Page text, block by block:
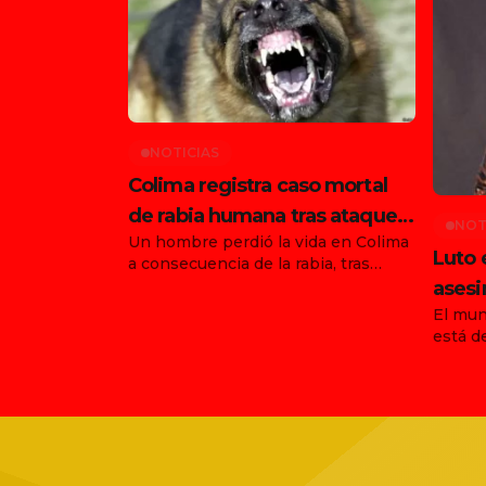
NOTICIAS
Colima registra caso mortal
de rabia humana tras ataque
de animal en Tonila
Un hombre perdió la vida en Colima
a consecuencia de la rabia, tras
informara la muerte de una joven en
Luto
El
está